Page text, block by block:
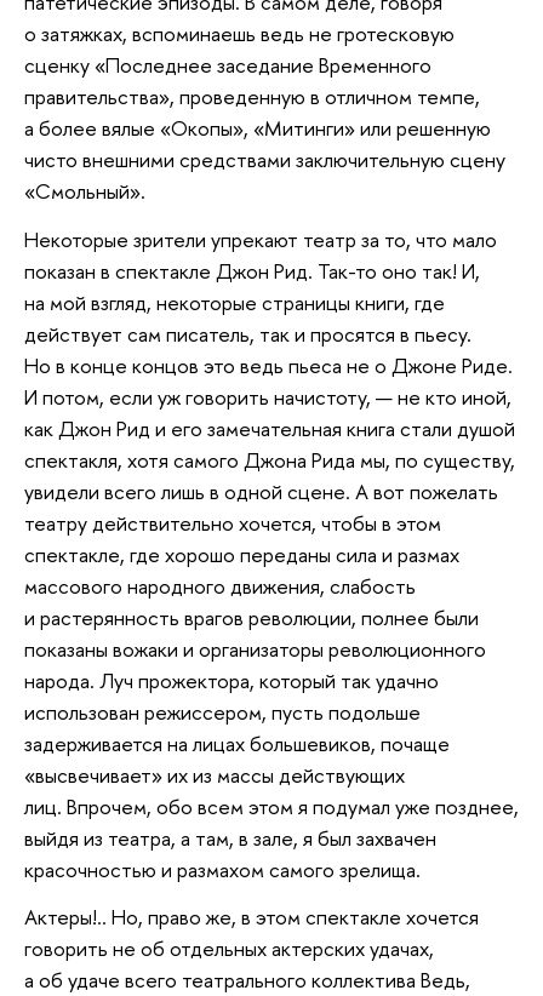
о затяжках, вспоминаешь ведь не гротесковую
сценку «Последнее заседание Временного
правительства», проведенную в отличном темпе,
а более вялые «Окопы», «Митинги» или решенную
чисто внешними средствами заключительную сцену
«Смольный».
Некоторые зрители упрекают театр за то, что мало
показан в спектакле Джон Рид. Так-то оно так! И,
на мой взгляд, некоторые страницы книги, где
действует сам писатель, так и просятся в пьесу.
Но в конце концов это ведь пьеса не о Джоне Риде.
И потом, если уж говорить начистоту, — не кто иной,
как Джон Рид и его замечательная книга стали душой
спектакля, хотя самого Джона Рида мы, по существу,
увидели всего лишь в одной сцене. А вот пожелать
театру действительно хочется, чтобы в этом
спектакле, где хорошо переданы сила и размах
массового народного движения, слабость
и растерянность врагов революции, полнее были
показаны вожаки и организаторы революционного
народа. Луч прожектора, который так удачно
использован режиссером, пусть подольше
задерживается на лицах большевиков, почаще
«высвечивает» их из массы действующих
лиц. Впрочем, обо всем этом я подумал уже позднее,
выйдя из театра, а там, в зале, я был захвачен
красочностью и размахом самого зрелища.
Актеры!.. Но, право же, в этом спектакле хочется
говорить не об отдельных актерских удачах,
а об удаче всего театрального коллектива Ведь,